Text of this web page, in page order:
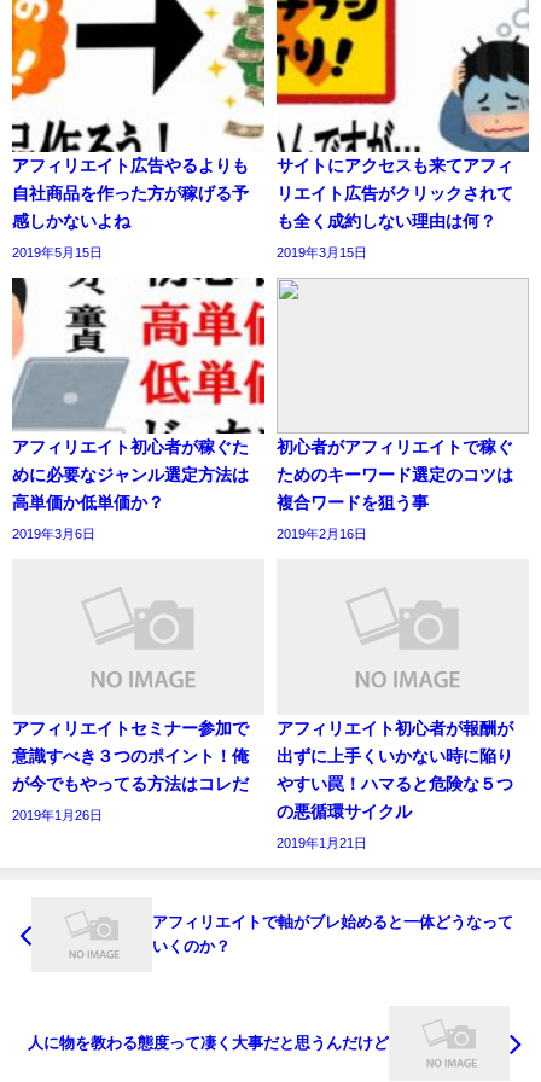
アフィリエイト広告やるよりも
自社商品を作った方が稼げる予
感しかないよね
2019年5月15日
サイトにアクセスも来てアフィ
リエイト広告がクリックされて
も全く成約しない理由は何？
2019年3月15日
アフィリエイト初心者が稼ぐた
めに必要なジャンル選定方法は
高単価か低単価か？
2019年3月6日
初心者がアフィリエイトで稼ぐ
ためのキーワード選定のコツは
複合ワードを狙う事
2019年2月16日
アフィリエイトセミナー参加で
意識すべき３つのポイント！俺
が今でもやってる方法はコレだ
2019年1月26日
アフィリエイト初心者が報酬が
出ずに上手くいかない時に陥り
やすい罠！ハマると危険な５つ
の悪循環サイクル
2019年1月21日
アフィリエイトで軸がブレ始めると一体どうなって
いくのか？
人に物を教わる態度って凄く大事だと思うんだけど